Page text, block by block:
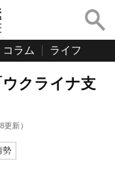
コラム ライフ
クライナ支
更新）
勢